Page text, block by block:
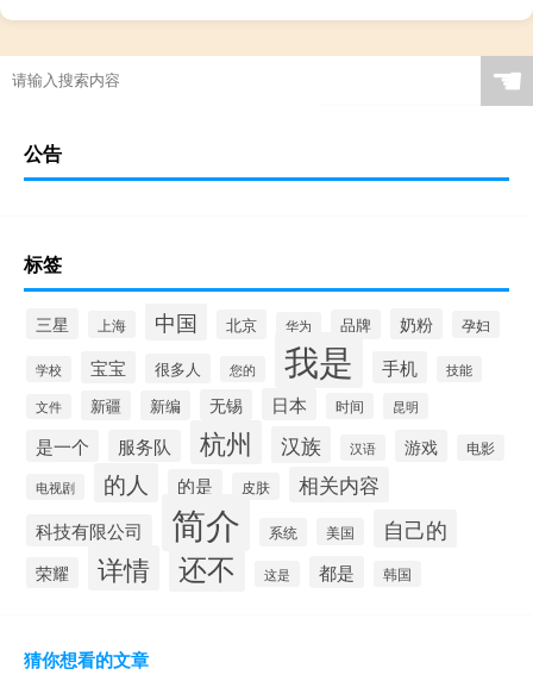
☚
公告
标签
三星 上海 中国 北京 华为 品牌 奶粉 孕妇
学校 宝宝 很多人 您的 我是 手机 技能
文件 新疆 新编 无锡 日本 时间 昆明
是一个 服务队 杭州 汉族 汉语 游戏 电影
电视剧 的人 的是 皮肤 相关内容
科技有限公司 简介 系统 美国 自己的
荣耀 详情 还不 这是 都是 韩国
猜你想看的文章